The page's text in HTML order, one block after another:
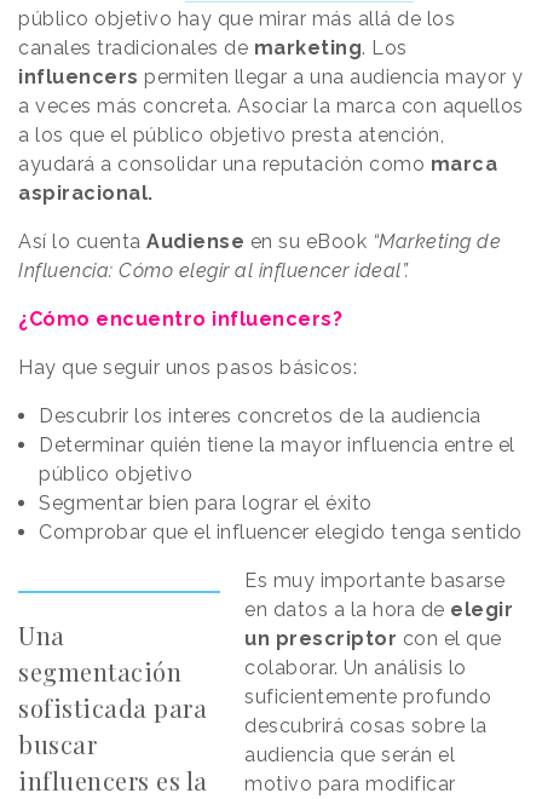
público objetivo hay que mirar más allá de los
canales tradicionales de marketing. Los
influencers permiten llegar a una audiencia mayor y
a veces más concreta. Asociar la marca con aquellos
a los que el público objetivo presta atención,
ayudará a consolidar una reputación como marca
aspiracional.
Así lo cuenta Audiense en su eBook “Marketing de
Influencia: Cómo elegir al influencer ideal”.
¿Cómo encuentro influencers?
Hay que seguir unos pasos básicos:
Descubrir los interes concretos de la audiencia
Determinar quién tiene la mayor influencia entre el
público objetivo
Segmentar bien para lograr el éxito
Comprobar que el influencer elegido tenga sentido
Una
segmentación
sofisticada para
buscar
influencers es la
Es muy importante basarse
en datos a la hora de elegir
un prescriptor con el que
colaborar. Un análisis lo
suficientemente profundo
descubrirá cosas sobre la
audiencia que serán el
motivo para modificar